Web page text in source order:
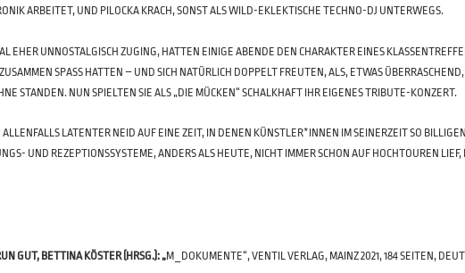
ARBEITET, UND PILOCKA KRACH, SONST ALS WILD-EKLEKTISCHE TECHNO-DJ UNTERWEGS.
EHER UNNOSTALGISCH ZUGING, HATTEN EINIGE ABENDE DEN CHARAKTER EINES
SPASS HATTEN – UND SICH NATÜRLICH DOPPELT FREUTEN, ALS, ETWAS ÜBERRASCHEND,
STANDEN. NUN SPIELTEN SIE ALS „DIE MÜCKEN“ SCHALKHAFT IHR EIGENES TRIBUTE-KONZERT.
LATENTER NEID AUF EINE ZEIT, IN DENEN KÜNST­LE­R*IN­NEN IM SEINERZEIT SO
UND REZEPTIONSSYSTEME, ANDERS ALS HEUTE, NICHT IMMER SCHON AUF HOCHTOUREN
GUT, BETTINA KÖSTER (HRSG.):„M_DOKUMENTE“, VENTIL VERLAG, MAINZ 2021, 184 SEITEN,